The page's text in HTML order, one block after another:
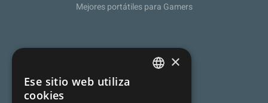
Mejores portátiles para Gamers
Sobre nosotros
Política de Privacidad
×
Ese sitio web utiliza
cookies